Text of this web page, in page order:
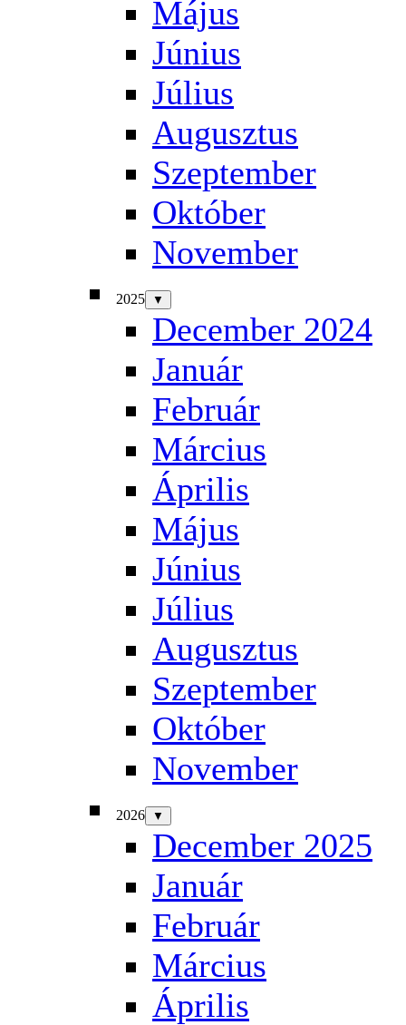
Május
Június
Július
Augusztus
Szeptember
Október
November
2025 ▼
December 2024
Január
Február
Március
Április
Május
Június
Július
Augusztus
Szeptember
Október
November
2026 ▼
December 2025
Január
Február
Március
Április